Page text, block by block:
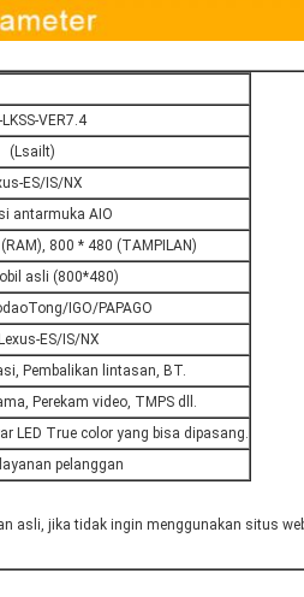
LKSS-VER7.4
(Lsailt)
ES/IS/NX
antarmuka AIO
800 * 480 (TAMPILAN)
asli (800*480)
IGO/PAPAGO
ES/IS/NX
Pembalikan lintasan, BT.
Perekam video, TMPS dll.
LED True color yang bisa dipasang.
pelanggan
asli, jika tidak ingin menggunakan situs